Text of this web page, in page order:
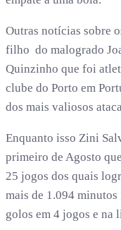
Outras notícias sobre
filho do malogrado
Quinzinho que foi
clube do Porto em
dos mais valiosos
Enquanto isso Zini
primeiro de Agosto
25 jogos dos quais
mais de 1.094
golos em 4 jogos e na